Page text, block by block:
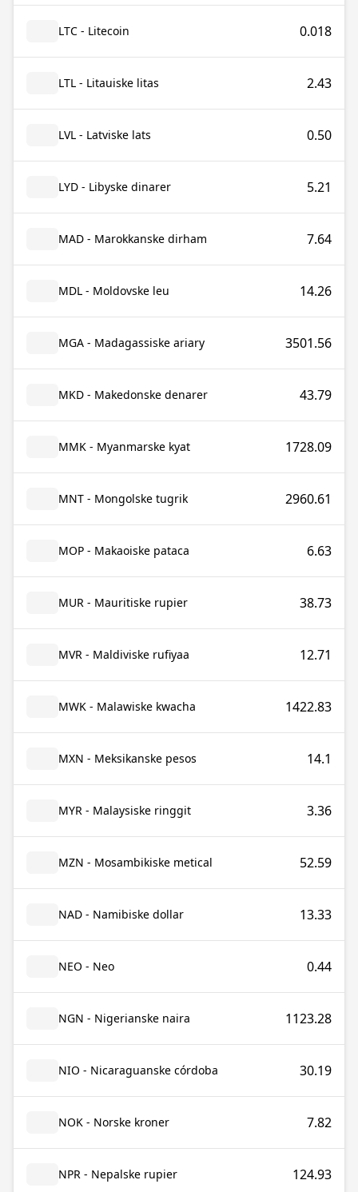
LTC - Litecoin 0.018
LTL - Litauiske litas 2.43
LVL - Latviske lats 0.50
LYD - Libyske dinarer 5.21
MAD - Marokkanske dirham 7.64
MDL - Moldovske leu 14.26
MGA - Madagassiske ariary 3501.56
MKD - Makedonske denarer 43.79
MMK - Myanmarske kyat 1728.09
MNT - Mongolske tugrik 2960.61
MOP - Makaoiske pataca 6.63
MUR - Mauritiske rupier 38.73
MVR - Maldiviske rufiyaa 12.71
MWK - Malawiske kwacha 1422.83
MXN - Meksikanske pesos 14.1
MYR - Malaysiske ringgit 3.36
MZN - Mosambikiske metical 52.59
NAD - Namibiske dollar 13.33
NEO - Neo 0.44
NGN - Nigerianske naira 1123.28
NIO - Nicaraguanske córdoba 30.19
NOK - Norske kroner 7.82
NPR - Nepalske rupier 124.93